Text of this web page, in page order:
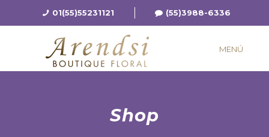
01(55)55231121 (55)3988-6336
MENÚ
Shop